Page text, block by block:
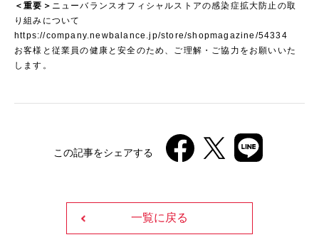
＜重要＞ ニューバランスオフィシャルストアの感染症拡大防止の取
り組みについて
https://company.newbalance.jp/store/shopmagazine/54334
お客様と従業員の健康と安全のため、ご理解・ご協力をお願いいた
します。
この記事をシェアする
一覧に戻る